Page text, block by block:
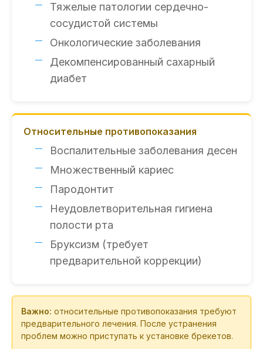
Тяжелые патологии сердечно-
сосудистой системы
Онкологические заболевания
Декомпенсированный сахарный
диабет
Относительные противопоказания
Воспалительные заболевания десен
Множественный кариес
Пародонтит
Неудовлетворительная гигиена
полости рта
Бруксизм (требует
предварительной коррекции)
Важно: относительные противопоказания требуют
предварительного лечения. После устранения
проблем можно приступать к установке брекетов.